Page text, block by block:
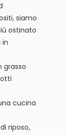
siamo
ostinato
grasso
cucina
riposo,